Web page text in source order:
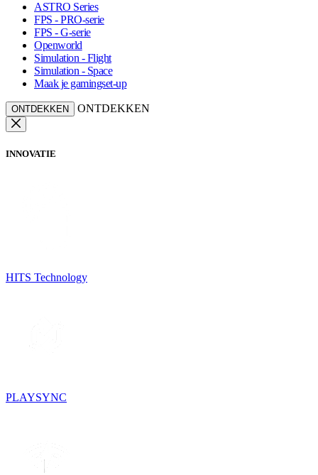
ASTRO Series
FPS - PRO-serie
FPS - G-serie
Openworld
Simulation - Flight
Simulation - Space
Maak je gamingset-up
ONTDEKKEN ONTDEKKEN
INNOVATIE
HITS Technology
PLAYSYNC